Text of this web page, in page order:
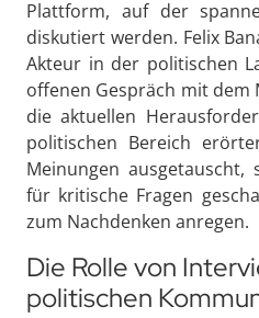
Plattform, auf der
diskutiert werden. Felix
Akteur in der politischen
offenen Gespräch mit
die aktuellen
politischen Bereich
Meinungen
für kritische Fragen
zum Nachdenken anregen.
Die Rolle von
politischen